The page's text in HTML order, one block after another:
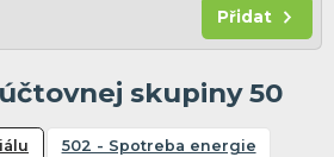
Přidat
skupiny 50
502 - Spotreba energie